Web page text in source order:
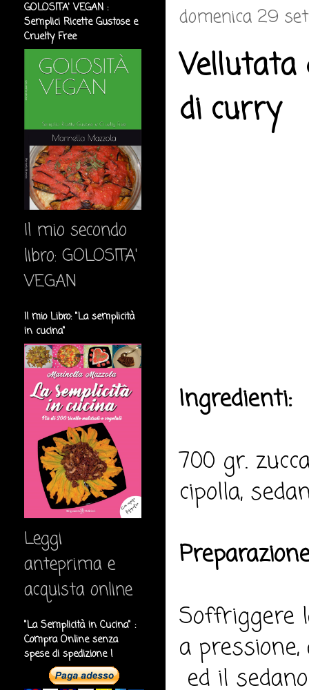
domenica 29
Vellutata
di curry
Ingredienti:
700 gr.
cipolla,
Soffriggere
a
ed il
GOLOSITA' VEGAN :
Semplici Ricette Gustose e
Cruelty Free
Il mio secondo
libro: GOLOSITA'
VEGAN
Il mio Libro: "La semplicità
in cucina"
Leggi
anteprima e
acquista online
"La Semplicità in Cucina" :
Compra Online senza
spese di spedizione !